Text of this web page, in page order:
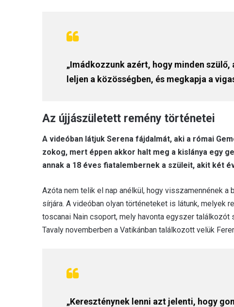
„Imádkozzunk azért, hogy minden
leljen a közösségben, és megkapja a
Az újjászületett remény történetei
A videóban látjuk Serena fájdalmát, aki a római
zokog, mert éppen akkor halt meg a kislánya egy
annak a 18 éves fiatalembernek a szüleit, akit két
Azóta nem telik el nap anélkül, hogy visszamennének
sírjára. A videóban olyan történeteket is látunk, melyek
toscanai Nain csoport, mely havonta egyszer
Tavaly novemberben a Vatikánban találkozott velük
„Kereszténynek lenni azt jelenti, hogy